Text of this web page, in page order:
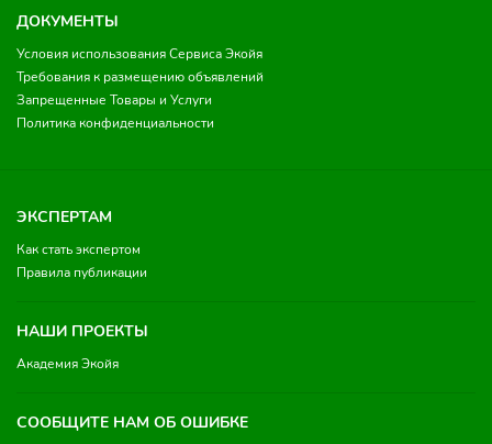
ДОКУМЕНТЫ
Условия использования Сервиса Экойя
Требования к размещению объявлений
Запрещенные Товары и Услуги
Политика конфиденциальности
ЭКСПЕРТАМ
Как стать экспертом
Правила публикации
НАШИ ПРОЕКТЫ
Академия Экойя
СООБЩИТЕ НАМ ОБ ОШИБКЕ